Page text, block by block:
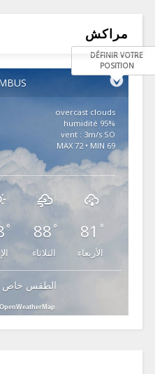
مراكش
DÉFINIR VOTRE
POSITION
overcast clouds
95% humidité
vent : 3m/s SO
MAX 72 • MIN 69
° 88 °
الثلاثاء
81 °
الأربعاء
الطقس خاص